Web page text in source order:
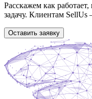
Расскажем как
задачу. Клиентам
Оставить заявку